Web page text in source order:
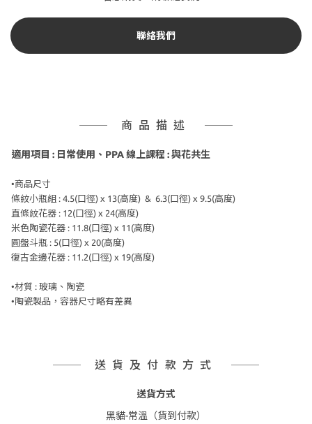
聯絡我們
商品描述
適用項目 : 日常使用、PPA 線上課程 : 與花共生
•商品尺寸
條紋小瓶組 : 4.5(口徑) x 13(高度) & 6.3(口徑) x 9.5(高度)
直條紋花器 : 12(口徑) x 24(高度)
米色陶瓷花器 : 11.8(口徑) x 11(高度)
圓盤斗瓶 : 5(口徑) x 20(高度)
復古金邊花器 : 11.2(口徑) x 19(高度)
•材質 : 玻璃、陶瓷
•陶瓷製品 ，容器尺寸略有差異
送貨及付款方式
送貨方式
黑貓-常溫（貨到付款）